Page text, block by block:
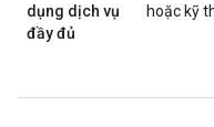
dụng dịch vụ
đầy đủ
hoặc kỹ